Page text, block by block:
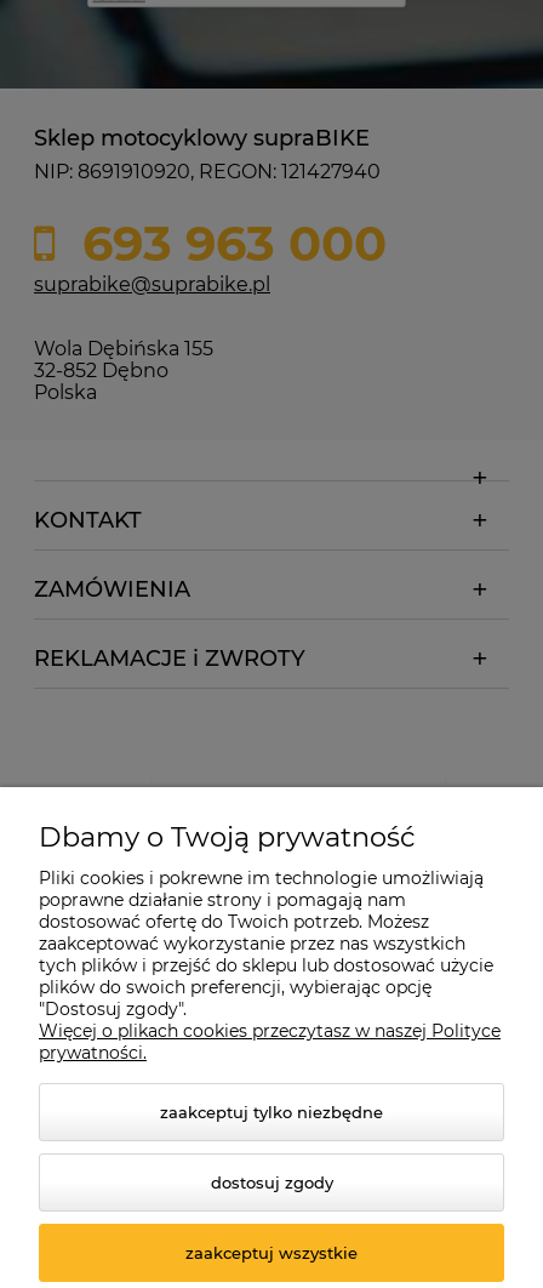
Sklep motocyklowy supraBIKE
NIP: 8691910920, REGON: 121427940
693 963 000
suprabike@suprabike.pl
Wola Dębińska 155
32-852 Dębno
Polska
KONTAKT
ZAMÓWIENIA
REKLAMACJE i ZWROTY
© 2026 suprabike.pl. Wszelkie prawa zastrzeżone.
Styl graficzny ShopGadget.pl Sklep internetowy Shoper.pl
Dbamy o Twoją prywatność
Pliki cookies i pokrewne im technologie umożliwiają
poprawne działanie strony i pomagają nam
dostosować ofertę do Twoich potrzeb. Możesz
zaakceptować wykorzystanie przez nas wszystkich
tych plików i przejść do sklepu lub dostosować użycie
plików do swoich preferencji, wybierając opcję
"Dostosuj zgody".
Więcej o plikach cookies przeczytasz w naszej Polityce
prywatności.
zaakceptuj tylko niezbędne
dostosuj zgody
zaakceptuj wszystkie